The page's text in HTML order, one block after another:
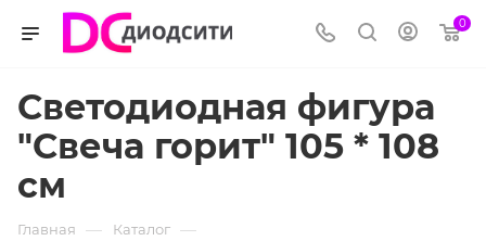
0
Светодиодная фигура
"Свеча горит" 105 * 108
см
Главная — Каталог —